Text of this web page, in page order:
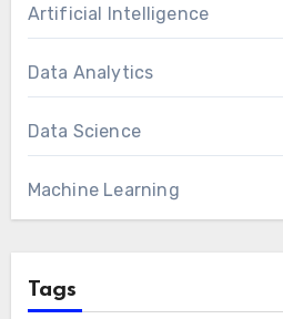
Artificial Intelligence
Data Analytics
Data Science
Machine Learning
Tags